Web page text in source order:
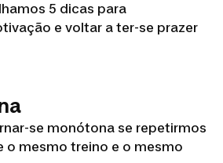
5 dicas para
e voltar a ter-se prazer
se monótona se repetirmos
mesmo treino e o mesmo